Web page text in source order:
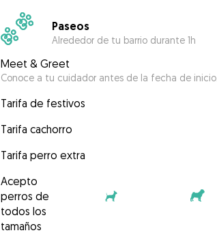
Paseos
Alrededor de tu barrio durante 1h
Meet & Greet
Conoce a tu cuidador antes de la fecha de inicio.
Tarifa de festivos
Tarifa cachorro
Tarifa perro extra
Acepto
perros de
todos los
tamaños